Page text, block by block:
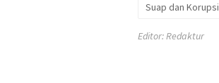
Suap dan Korupsi
Editor: Redaktur